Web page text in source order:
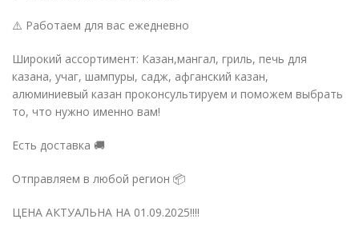
⚠️ Работаем для вас ежедневно
Широкий ассортимент: Казан,мангал, гриль, печь для
казана, учаг, шампуры, садж, афганский казан,
алюминиевый казан проконсультируем и поможем выбрать
то, что нужно именно вам!
Есть доставка 🚚
Отправляем в любой регион 📦
ЦЕНА АКТУАЛЬНА НА 01.09.2025!!!!